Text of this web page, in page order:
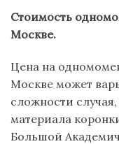
Стоимость
Москве.
Цена на
Москве может
сложности
материала
Большой